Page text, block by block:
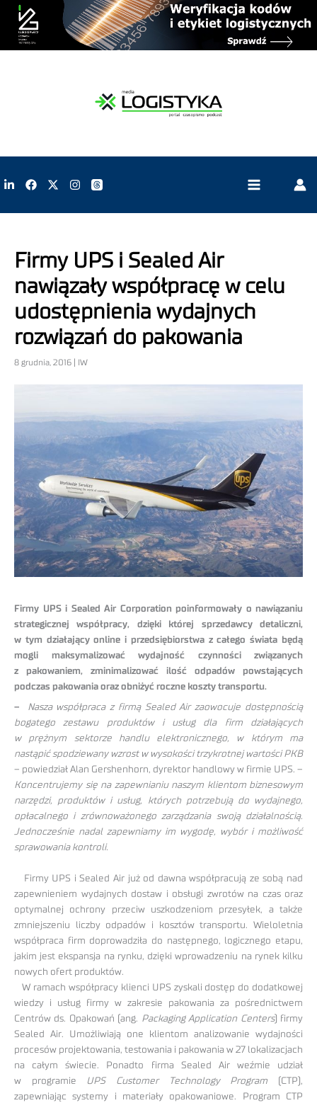
Firmy UPS i Sealed Air
nawiązały współpracę w celu
udostępnienia wydajnych
rozwiązań do pakowania
8 grudnia, 2016 | IW
Firmy UPS i Sealed Air Corporation poinformowały o nawiązaniu
strategicznej współpracy, dzięki której sprzedawcy detaliczni,
w tym działający online i przedsiębiorstwa z całego świata będą
mogli maksymalizować wydajność czynności związanych
z pakowaniem, zminimalizować ilość odpadów powstających
podczas pakowania oraz obniżyć roczne koszty transportu.
–
Nasza współpraca z firmą Sealed Air zaowocuje dostępnością
bogatego zestawu produktów i usług dla firm działających
w prężnym sektorze handlu elektronicznego, w którym ma
nastąpić spodziewany wzrost w wysokości trzykrotnej wartości PKB
– powiedział Alan Gershenhorn, dyrektor handlowy w firmie UPS. –
Koncentrujemy się na zapewnianiu naszym klientom biznesowym
narzędzi, produktów i usług, których potrzebują do wydajnego,
opłacalnego i zrównoważonego zarządzania swoją działalnością.
Jednocześnie nadal zapewniamy im wygodę, wybór i możliwość
sprawowania kontroli.
Firmy UPS i Sealed Air już od dawna współpracują ze sobą nad
zapewnieniem wydajnych dostaw i obsługi zwrotów na czas oraz
optymalnej ochrony przeciw uszkodzeniom przesyłek, a także
zmniejszeniu liczby odpadów i kosztów transportu. Wieloletnia
współpraca firm doprowadziła do następnego, logicznego etapu,
jakim jest ekspansja na rynku, dzięki wprowadzeniu na rynek kilku
nowych ofert produktów.
W ramach współpracy klienci UPS zyskali dostęp do dodatkowej
wiedzy i usług firmy w zakresie pakowania za pośrednictwem
Centrów ds. Opakowań (ang. Packaging Application Centers) firmy
Sealed Air. Umożliwiają one klientom analizowanie wydajności
procesów projektowania, testowania i pakowania w 27 lokalizacjach
na całym świecie. Ponadto firma Sealed Air weźmie udział
w programie
UPS Customer Technology Program (CTP),
zapewniając systemy i materiały opakowaniowe. Program CTP